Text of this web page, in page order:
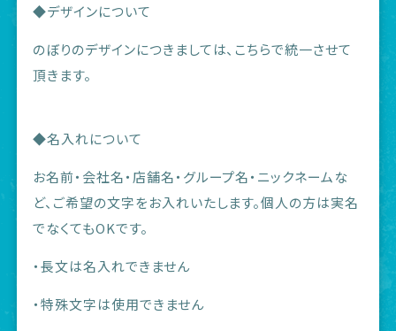
◆デザインについて
のぼりのデザインにつきましては、こちらで統一させて
頂きます。
◆名入れについて
お名前・会社名・店舗名・グループ名・ニックネームな
ど、ご希望の文字をお入れいたします。個人の方は実名
でなくてもOKです。
・長文は名入れできません
・特殊文字は使用できません